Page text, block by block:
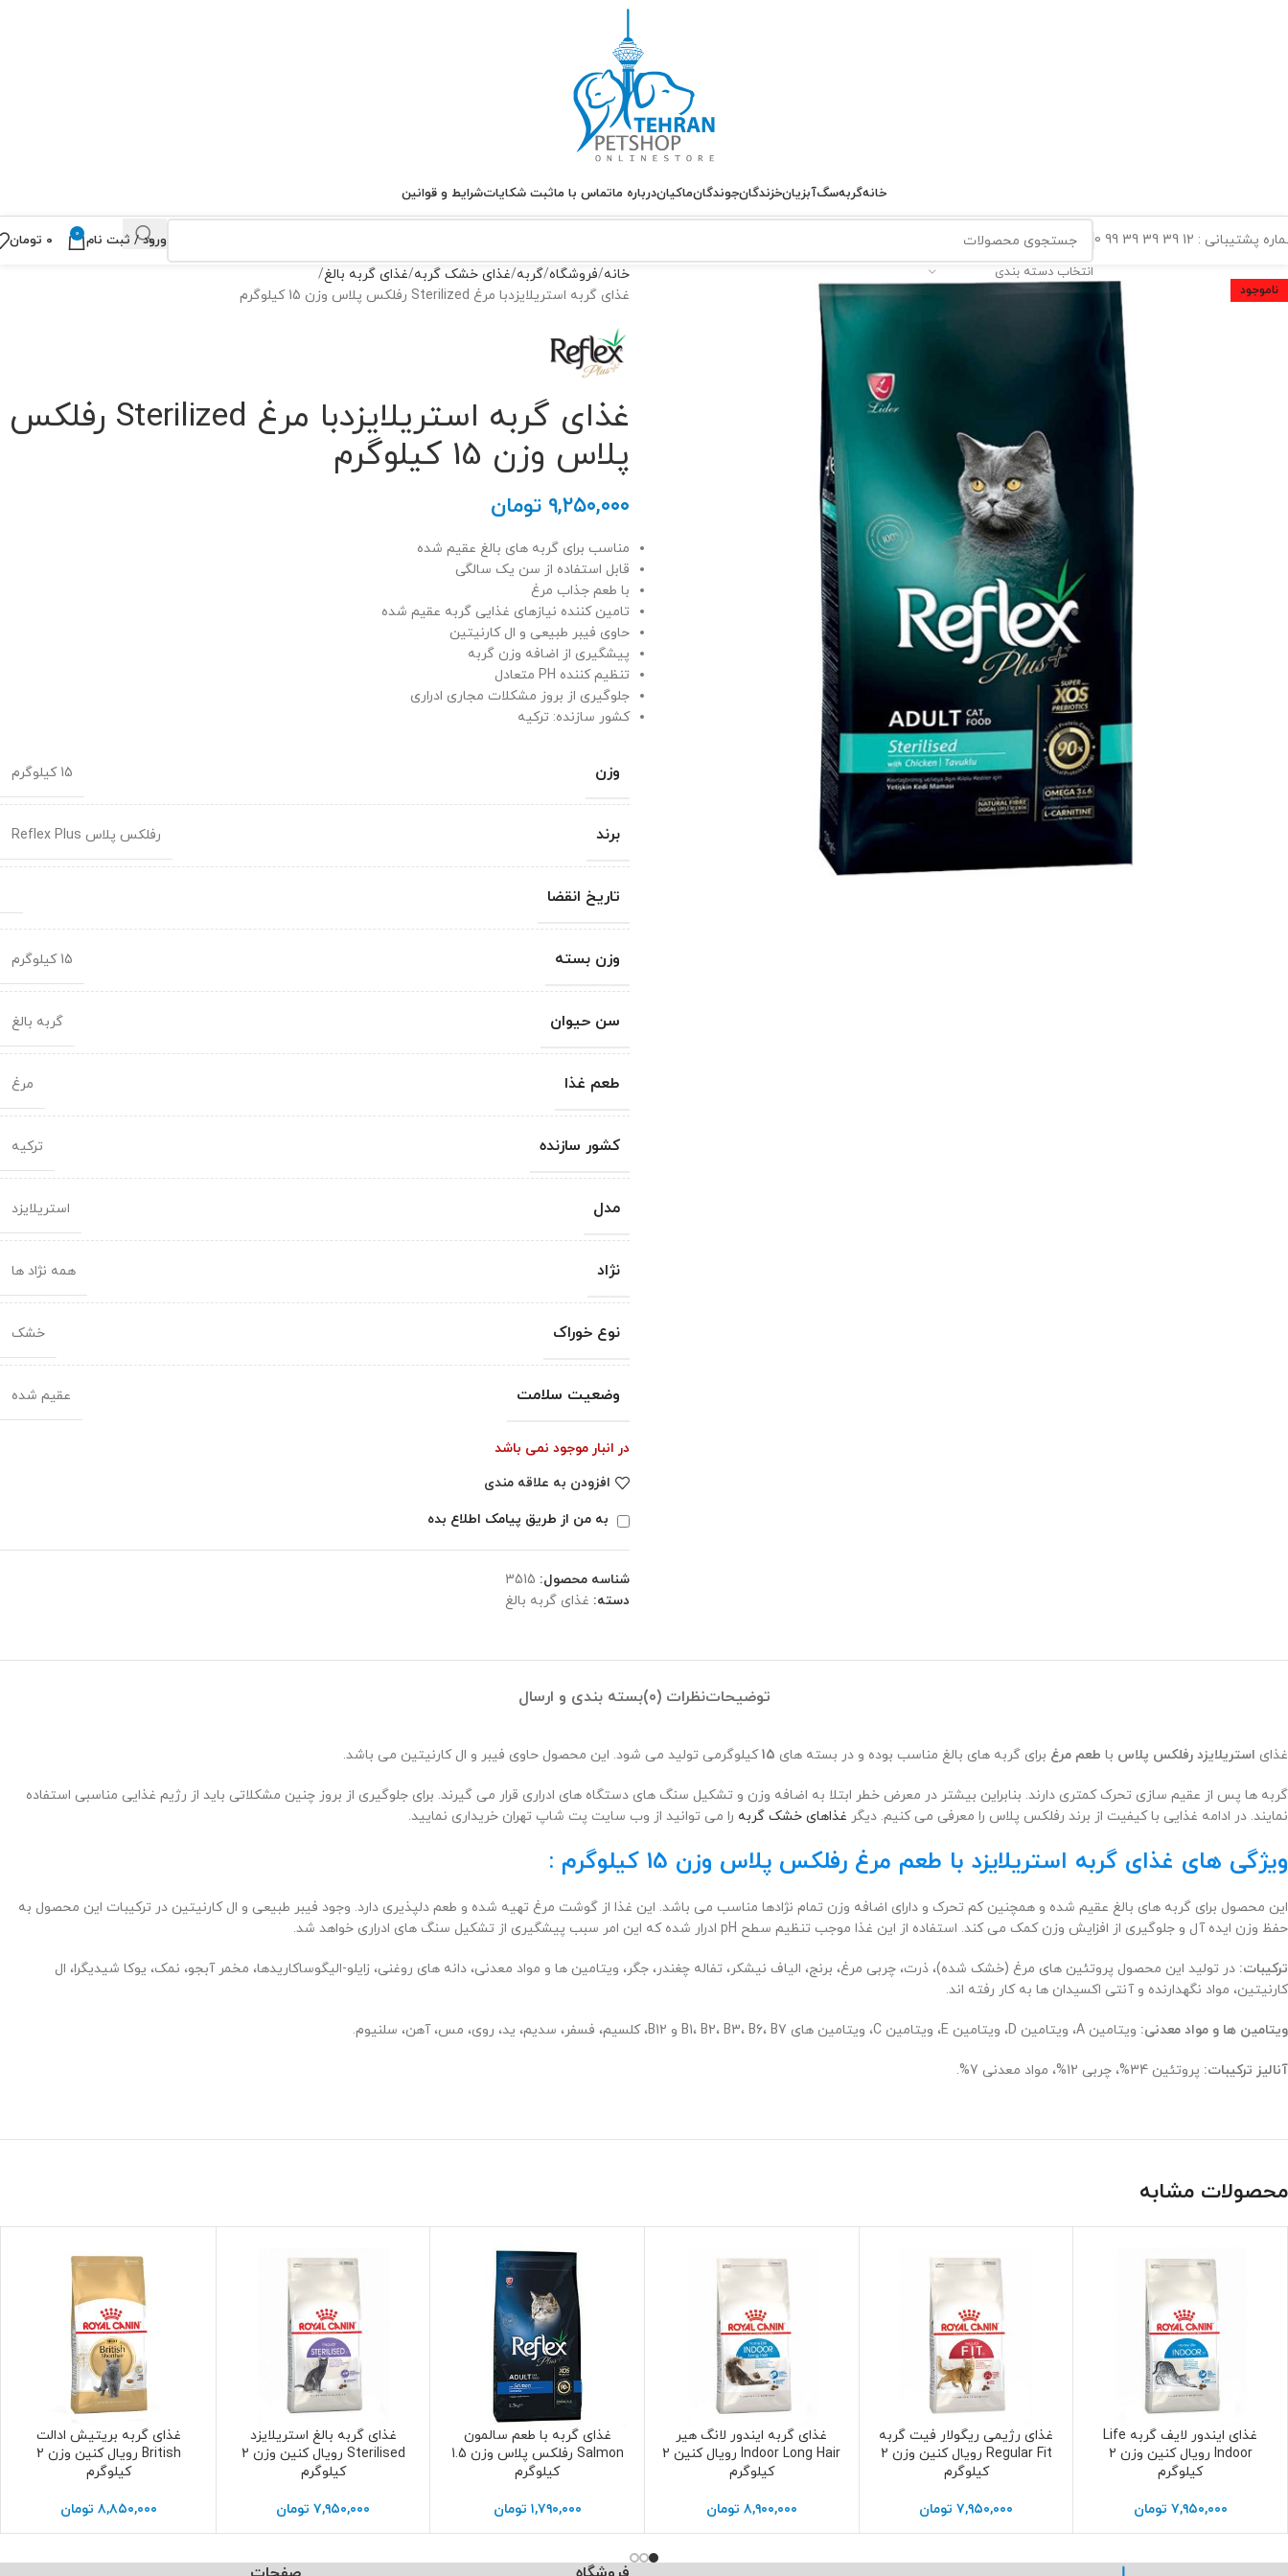
خانهگربهسگآبزیانخزندگانجوندگانماکیاندرباره ماتماس با ماثبت شکایاتشرایط و قوانین
پشتیبانی : 12 39 39 39 99 0
انتخاب دسته بندی
ورود / ثبت نام 0 ۰ تومان
ناموجود
خانه فروشگاه گربه غذای خشک گربه غذای گربه بالغ
غذای گربه استریلایزدبا مرغ Sterilized رفلکس پلاس وزن 15 کیلوگرم
غذای گربه استریلایزدبا مرغ Sterilized رفلکس
پلاس وزن 15 کیلوگرم
۹,۲۵۰,۰۰۰ تومان
مناسب برای گربه های بالغ عقیم شده
قابل استفاده از سن یک سالگی
با طعم جذاب مرغ
تامین کننده نیازهای غذایی گربه عقیم شده
حاوی فیبر طبیعی و ال کارنیتین
پیشگیری از اضافه وزن گربه
تنظیم کننده PH متعادل
جلوگیری از بروز مشکلات مجاری ادراری
کشور سازنده: ترکیه
وزن 15 کیلوگرم
برند رفلکس پلاس Reflex Plus
تاریخ انقضا
وزن بسته 15 کیلوگرم
سن حیوان گربه بالغ
طعم غذا مرغ
کشور سازنده ترکیه
مدل استریلایزد
نژاد همه نژاد ها
نوع خوراک خشک
وضعیت سلامت عقیم شده
در انبار موجود نمی باشد
افزودن به علاقه مندی
به من از طریق پیامک اطلاع بده
شناسه محصول: 3515
دسته: غذای گربه بالغ
توضیحاتنظرات (0) بسته بندی و ارسال
غذای استریلایزد رفلکس پلاس با طعم مرغ برای گربه های بالغ مناسب بوده و در بسته های 15کیلوگرمی تولید می شود. این محصول حاوی فیبر و ال کارنیتین می باشد.
گربه ها پس از عقیم سازی تحرک کمتری دارند. بنابراین بیشتر در معرض خطر ابتلا به اضافه وزن و تشکیل سنگ های دستگاه های ادراری قرار می گیرند. برای جلوگیری از بروز چنین مشکلاتی باید از رژیم غذایی مناسبی استفاده
نمایند. در ادامه غذایی با کیفیت از برند رفلکس پلاس را معرفی می کنیم. دیگر غذاهای خشک گربه را می توانید از وب سایت پت شاپ تهران خریداری نمایید.
ویژگی های غذای گربه استریلایزد با طعم مرغ رفلکس پلاس وزن 15 کیلوگرم :
این محصول برای گربه های بالغ عقیم شده و همچنین کم تحرک و دارای اضافه وزن تمام نژادها مناسب می باشد. این غذا از گوشت مرغ تهیه شده و طعم دلپذیری دارد. وجود فیبر طبیعی و ال کارنیتین در ترکیبات این محصول به
حفظ وزن ایده آل و جلوگیری از افزایش وزن کمک می کند. استفاده از این غذا موجب تنظیم سطح pH ادرار شده که این امر سبب پیشگیری از تشکیل سنگ های ادراری خواهد شد.
ترکیبات: در تولید این محصول پروتئین های مرغ (خشک شده)، ذرت، چربی مرغ، برنج، الیاف نیشکر، تفاله چغندر، جگر، ویتامین ها و مواد معدنی، دانه های روغنی، زایلو-الیگوساکاریدها، مخمر آبجو، نمک، یوکا شیدیگرا، ال
کارنیتین، مواد نگهدارنده و آنتی اکسیدان ها به کار رفته اند.
ویتامین ها و مواد معدنی: ویتامین A، ویتامین D، ویتامین E، ویتامین C، ویتامین های B1، B2، B3، B6، B7 و B12، کلسیم، فسفر، سدیم، ید، روی، مس، آهن، سلنیوم.
آنالیز ترکیبات: پروتئین 34%، چربی 12%، مواد معدنی 7%.
محصولات مشابه
افزودن به سبد خرید
غذای ایندور لایف گربه Life
Indoor رویال کنین وزن 2
کیلوگرم
۷,۹۵۰,۰۰۰ تومان
افزودن به سبد خرید
غذای رژیمی ریگولار فیت گربه
Regular Fit رویال کنین وزن 2
کیلوگرم
۷,۹۵۰,۰۰۰ تومان
افزودن به سبد خرید
غذای گربه ایندور لانگ هیر
Indoor Long Hair رویال کنین 2
کیلوگرم
۸,۹۰۰,۰۰۰ تومان
افزودن به سبد خرید
غذای گربه با طعم سالمون
Salmon رفلکس پلاس وزن 1.5
کیلوگرم
۱,۷۹۰,۰۰۰ تومان
افزودن به سبد خرید
غذای گربه بالغ استریلایزد
Sterilised رویال کنین وزن 2
کیلوگرم
۷,۹۵۰,۰۰۰ تومان
افزودن به سبد خرید
غذای گربه بریتیش ادالت
British رویال کنین وزن 2
کیلوگرم
۸,۸۵۰,۰۰۰ تومان